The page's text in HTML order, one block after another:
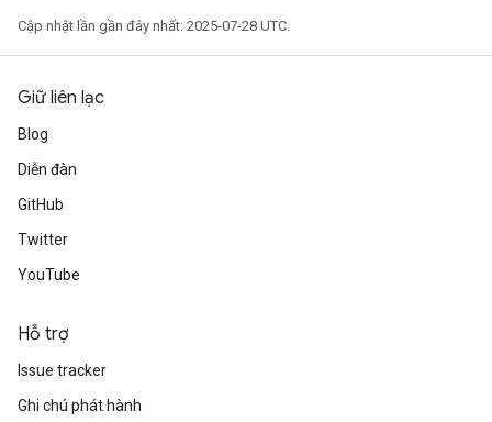
Cập nhật lần gần đây nhất: 2025-07-28 UTC.
Giữ liên lạc
Blog
Diễn đàn
GitHub
Twitter
YouTube
Hỗ trợ
Issue tracker
Ghi chú phát hành